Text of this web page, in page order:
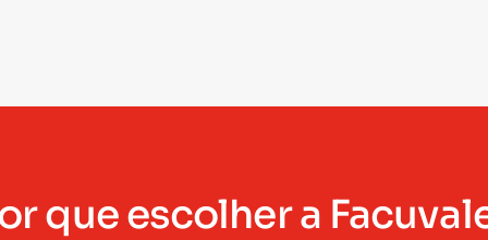
que escolher a